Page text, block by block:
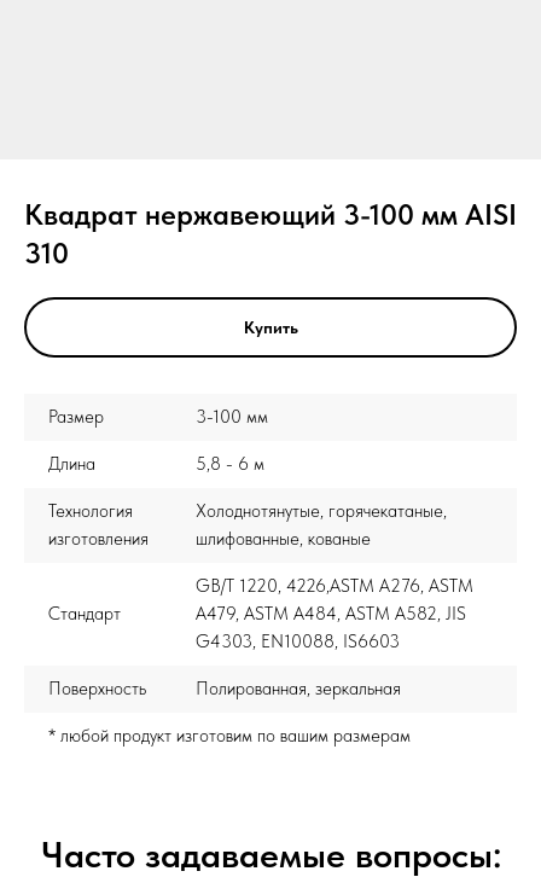
Квадрат нержавеющий 3-100 мм AISI
310
Купить
Размер 3-100 мм
Длина 5,8 - 6 м
Технология
изготовления
Холоднотянутые, горячекатаные,
шлифованные, кованые
Стандарт
GB/T 1220, 4226,ASTM A276, ASTM
A479, ASTM A484, ASTM A582, JIS
G4303, EN10088, IS6603
Поверхность Полированная, зеркальная
* любой продукт изготовим по вашим размерам
Часто задаваемые вопросы: